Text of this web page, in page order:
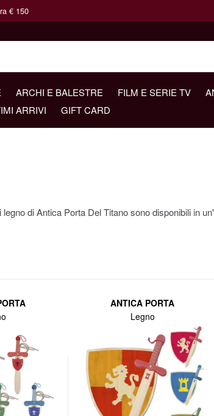
€ 150
ARCHI E BALESTRE FILM E SERIE TV
ARRIVI GIFT CARD
legno di Antica Porta Del Titano sono disponibili in
ANTICA PORTA
Legno